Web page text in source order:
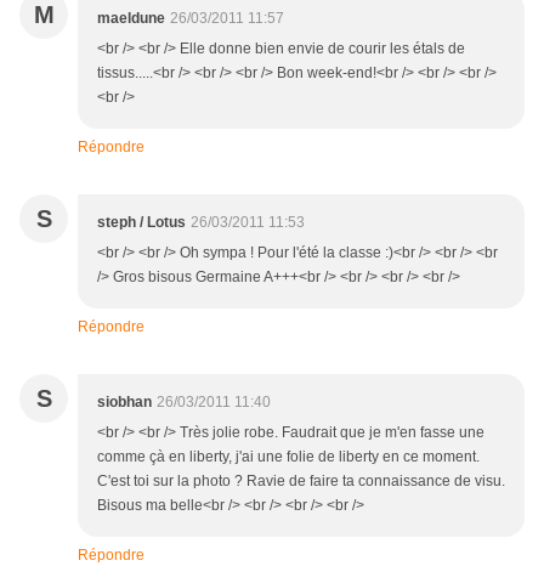
M maeldune 26/03/2011 11:57
<br /> <br /> Elle donne bien envie de courir les étals de
tissus.....<br /> <br /> <br /> Bon week-end!<br /> <br /> <br />
<br />
Répondre
S steph / Lotus 26/03/2011 11:53
<br /> <br /> Oh sympa ! Pour l'été la classe :)<br /> <br /> <br
/> Gros bisous Germaine A+++<br /> <br /> <br /> <br />
Répondre
S siobhan 26/03/2011 11:40
<br /> <br /> Très jolie robe. Faudrait que je m'en fasse une
comme çà en liberty, j'ai une folie de liberty en ce moment.
C'est toi sur la photo ? Ravie de faire ta connaissance de visu.
Bisous ma belle<br /> <br /> <br /> <br />
Répondre